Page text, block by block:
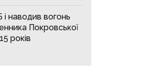
наводив вогонь
Покровської
років